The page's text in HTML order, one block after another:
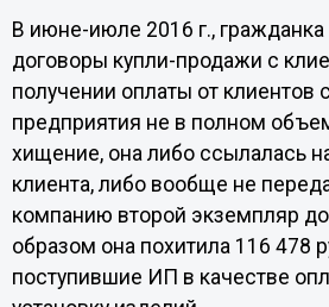
В июне-июле 2016 г., гражданка
договоры купли-продажи с
получении оплаты от клиентов
предприятия не в полном
хищение, она либо ссылалась
клиента, либо вообще не
компанию второй экземпляр
образом она похитила 116 478
поступившие ИП в качестве